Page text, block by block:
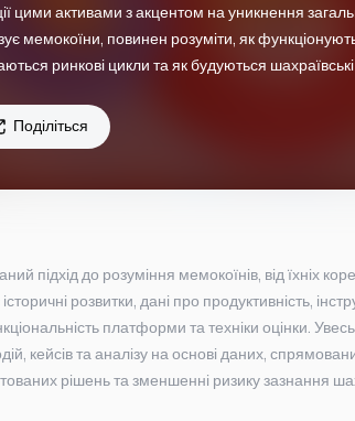
цими активами з акцентом на уникнення
мемокоїни, повинен розуміти, як
ринкові цикли та як будуються
Поділіться
підхід до розуміння мемокоїнів, від їхніх
розвитки, дані про продуктивність,
платформи та техніки оцінки.
кейсів та аналізу на основі даних,
рішень та зменшенні ризику зазнання